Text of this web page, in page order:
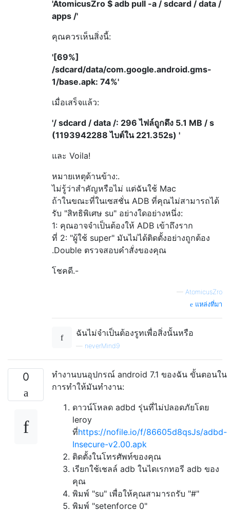
'AtomicusZro $ adb pull -a / sdcard / data /
apps /'
คุณควรเห็นสิ่งนี้:
'[69%]
/sdcard/data/com.google.android.gms-
1/base.apk: 74%'
เมื่อเสร็จแล้ว:
'/ sdcard / data /: 296 ไฟล์ถูกดึง 5.1 MB / s
(1193942288 ไบต์ใน 221.352s) '
และ Voila!
หมายเหตุด้านข้าง:.
ไม่รู้ว่าสำคัญหรือไม่ แต่ฉันใช้ Mac
ถ้าในขณะที่ในเซสชั่น ADB ที่คุณไม่สามารถได้
รับ "สิทธิพิเศษ su" อย่างใดอย่างหนึ่ง:
1: คุณอาจจำเป็นต้องให้ ADB เข้าถึงราก
ที่ 2: "ผู้ใช้ super" มันไม่ได้ติดตั้งอย่างถูกต้อง
.Double ตรวจสอบคำสั่งของคุณ
โชคดี.-
— AtomicusZro
แหล่งที่มา
ฉันไม่จำเป็นต้องรูทเพื่อสิ่งนั้นหรือ
neverMind9
0
ทำงานบนอุปกรณ์ android 7.1 ของฉัน ขั้นตอนใน
การทำให้มันทำงาน:
ดาวน์โหลด adbd รุ่นที่ไม่ปลอดภัยโดย
leroy
ที่https://nofile.io/f/86605d8qsJs/adbd-
Insecure-v2.00.apk
ติดตั้งในโทรศัพท์ของคุณ
เรียกใช้เชลล์ adb ในไดเรกทอรี adb ของ
คุณ
พิมพ์ "su" เพื่อให้คุณสามารถรับ "#"
พิมพ์ "setenforce 0"